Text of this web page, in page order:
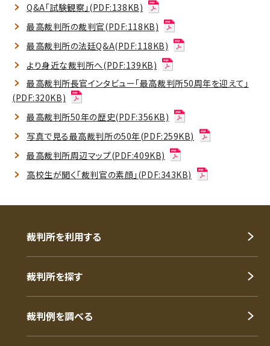
Q&A「試験観察」(PDF:138KB)
最高裁判所の裁判官(PDF:118KB)
最高裁判所の法廷Q&A(PDF:118KB)
より身近な裁判所へ(PDF:139KB)
最高裁判所長官インタビュー「最高裁判所50周年を迎えて」
(PDF:320KB)
最高裁判所50年の歴史(PDF:356KB)
写真で見る最高裁判所の50年(PDF:259KB)
最高裁判所周辺マップ(PDF:409KB)
高校生が聞く「裁判官の素顔」(PDF:343KB)
裁判所を利用する
裁判所を探す
裁判例を調べる